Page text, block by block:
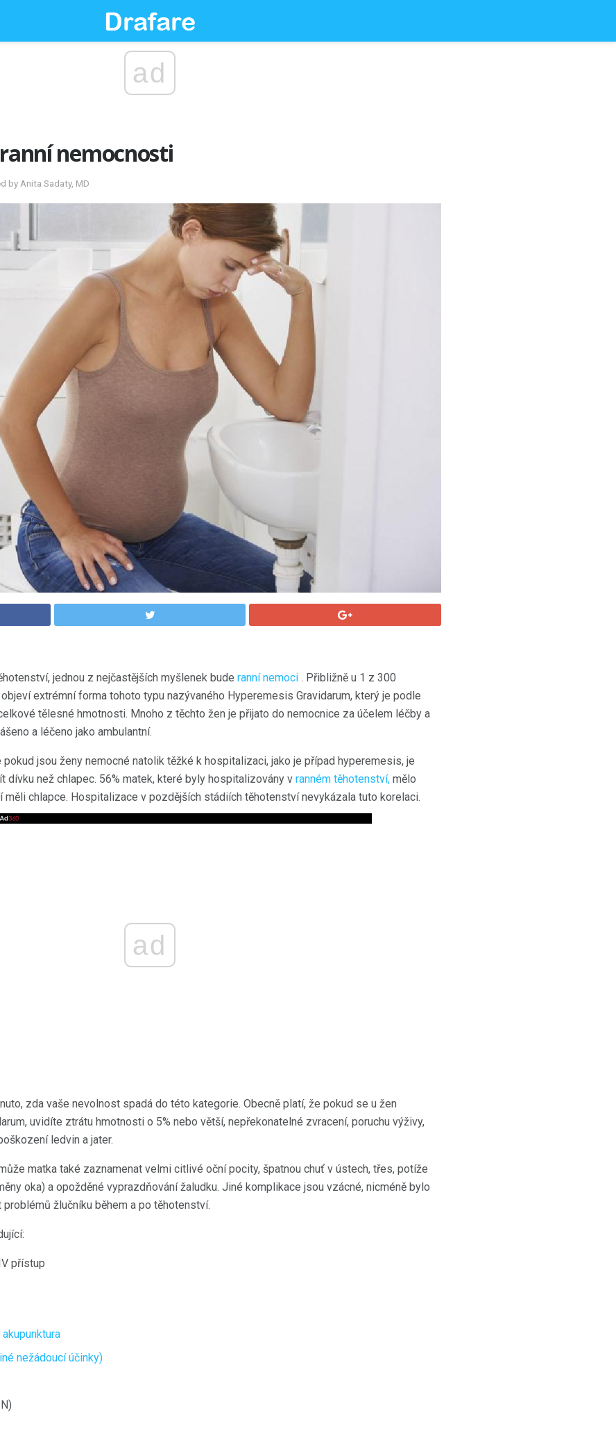
ad
nemocnosti
by Anita Sadaty, MD
jednou z nejčastějších myšlenek bude ranní nemoci . Přibližně u 1 z 300
extrémní forma tohoto typu nazývaného Hyperemesis Gravidarum, který je podle
tělesné hmotnosti. Mnoho z těchto žen je přijato do nemocnice za účelem léčby a
a léčeno jako ambulantní.
pokud jsou ženy nemocné natolik těžké k hospitalizaci, jako je případ hyperemesis, je
dívku než chlapec. 56% matek, které byly hospitalizovány v ranném těhotenství, mělo
měli chlapce. Hospitalizace v pozdějších stádiích těhotenství nevykázala tuto korelaci.
ad
zda vaše nevolnost spadá do této kategorie. Obecně platí, že pokud se u žen
uvidíte ztrátu hmotnosti o 5% nebo větší, nepřekonatelné zvracení, poruchu výživy,
ledvin a jater.
matka také zaznamenat velmi citlivé oční pocity, špatnou chuť v ústech, třes, potíže
oka) a opožděné vyprazdňování žaludku. Jiné komplikace jsou vzácné, nicméně bylo
žlučníku během a po těhotenství.
přístup
nežádoucí účinky)